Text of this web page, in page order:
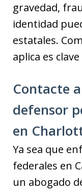
gravedad,
identidad
estatales.
aplica es
Contacte
defensor
en
Ya sea que
federales en
un abogado